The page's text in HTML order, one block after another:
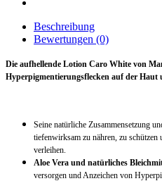
Beschreibung
Bewertungen (0)
Die aufhellende Lotion Caro White von
Hyperpigmentierungsflecken auf der Haut
Seine natürliche Zusammensetzung
tiefenwirksam zu nähren, zu
verleihen.
Aloe Vera und natürliches
versorgen und Anzeichen von